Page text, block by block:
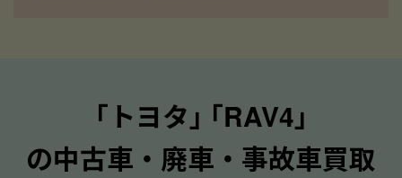
｢トヨタ｣ ｢RAV4｣
の中古車・廃車・事故車買取